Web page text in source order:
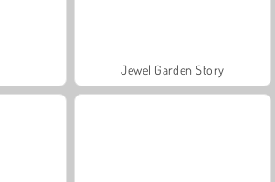
Jewel Garden Story